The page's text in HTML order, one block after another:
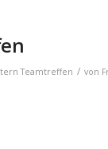
Teamtreffen / von